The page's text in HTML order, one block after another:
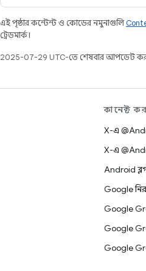
এই পৃষ্ঠার কন্টেন্ট ও কোডের নমুনাগুলি
ট্রেডমার্ক।
2025-07-29 UTC-তে শেষবার আপডেট
কানেক্ট
X-এ
X-এ
Android
Google
Google
Google
Google